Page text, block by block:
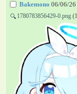
Bakemono 06/06/26
🔍 1780783856429-0.png